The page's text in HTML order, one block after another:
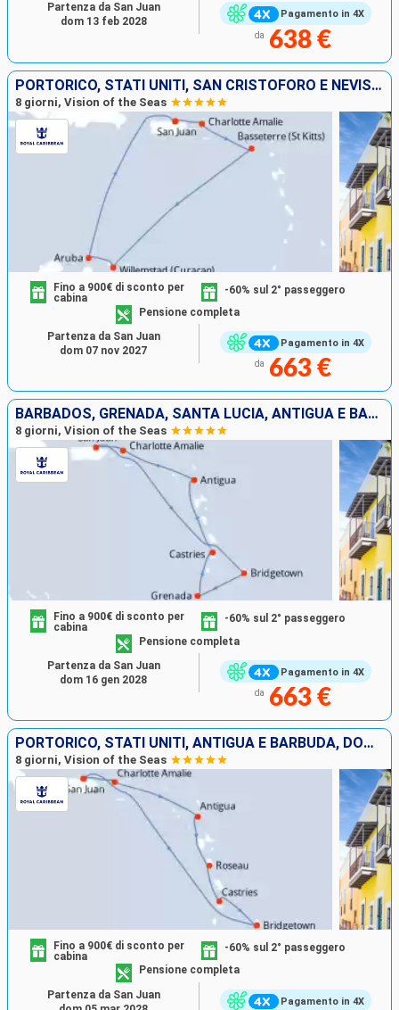
Pagamento in 4X
da 638 €
Partenza da San Juan
dom 13 feb 2028
PORTORICO, STATI UNITI, SAN CRISTOFORO E NEVIS, CURAÇAO, ARUBA
8 giorni, Vision of the Seas
Pagamento in 4X
Fino a 900€ di sconto per
cabina
-60% sul 2° passeggero
Pensione completa
da 663 €
Partenza da San Juan
dom 07 nov 2027
BARBADOS, GRENADA, SANTA LUCIA, ANTIGUA E BARBUDA, STATI UNITI, PORTORICO
8 giorni, Vision of the Seas
Pagamento in 4X
Fino a 900€ di sconto per
cabina
-60% sul 2° passeggero
Pensione completa
da 663 €
Partenza da San Juan
dom 16 gen 2028
PORTORICO, STATI UNITI, ANTIGUA E BARBUDA, DOMINICA, SANTA LUCIA, BARBADOS
8 giorni, Vision of the Seas
Pagamento in 4X
Fino a 900€ di sconto per
cabina
-60% sul 2° passeggero
Pensione completa
Partenza da San Juan